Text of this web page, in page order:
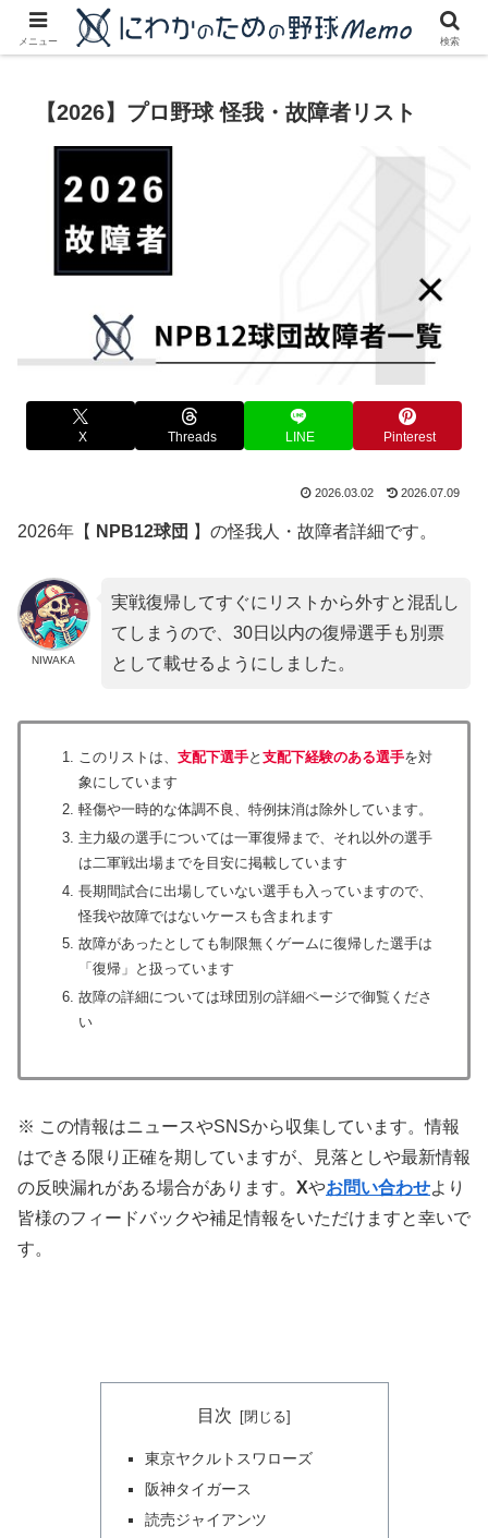
にわかに優しいプロ野球ブログ
【2026】プロ野球 怪我・故障者リスト
X Threads LINE Pinterest
2026.03.02 2026.07.09
2026年【 NPB12球団 】の怪我人・故障者詳細です。
NIWAKA
実戦復帰してすぐにリストから外すと混乱し
てしまうので、30日以内の復帰選手も別票
として載せるようにしました。
このリストは、 支配下選手と 支配下経験のある選手を対
象にしています
軽傷や一時的な体調不良、特例抹消は除外しています。
主力級の選手については一軍復帰まで、それ以外の選手
は二軍戦出場までを目安に掲載しています
長期間試合に出場していない選手も入っていますので、
怪我や故障ではないケースも含まれます
故障があったとしても制限無くゲームに復帰した選手は
「復帰」と扱っています
故障の詳細については球団別の詳細ページで御覧くださ
い
※ この情報はニュースやSNSから収集しています。情報
はできる限り正確を期していますが、見落としや最新情報
の反映漏れがある場合があります。 Xやお問い合わせより
皆様のフィードバックや補足情報をいただけますと幸いで
す。
目次
東京ヤクルトスワローズ
阪神タイガース
読売ジャイアンツ
メニュー 検索